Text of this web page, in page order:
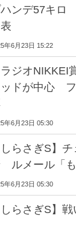
ンデ57キ
年6月23日 15:22
ラジオ
ッドが中心 フ
年6月23日 05:30
しらさぎS】
ルメール「も
年6月23日 05:30
しらさぎS】